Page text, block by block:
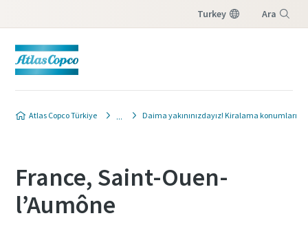
Turkey Ara
Atlas Copco Türkiye Daima yakınınızdayız! Kiralama konumları
France, Saint-Ouen-
l’Aumône